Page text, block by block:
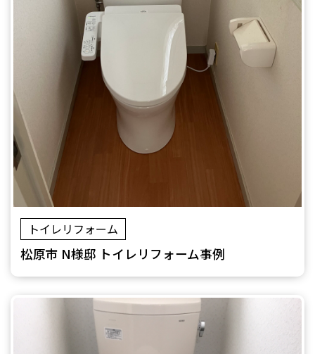
トイレリフォーム
松原市 N様邸 トイレリフォーム事例